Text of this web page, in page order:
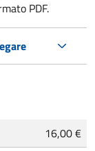
PDF.
16,00 €